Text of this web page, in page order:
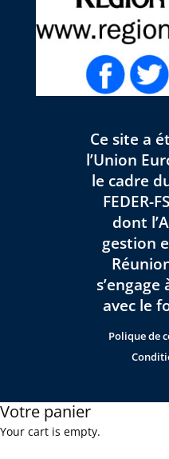
Ce site a
l’Union
le cadre
FEDER-
dont
gestion
s’engage
avec le
Polique de
Votre panier
Your cart is empty.